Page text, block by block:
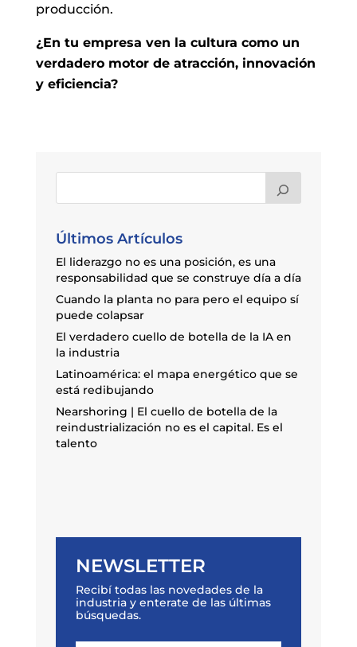
producción.
¿En tu empresa ven la cultura como un
verdadero motor de atracción, innovación
y eficiencia?
Últimos Artículos
El liderazgo no es una posición, es una
responsabilidad que se construye día a día
Cuando la planta no para pero el equipo sí
puede colapsar
El verdadero cuello de botella de la IA en
la industria
Latinoamérica: el mapa energético que se
está redibujando
Nearshoring | El cuello de botella de la
reindustrialización no es el capital. Es el
talento
NEWSLETTER
Recibí todas las novedades de la
industria y enterate de las últimas
búsquedas.